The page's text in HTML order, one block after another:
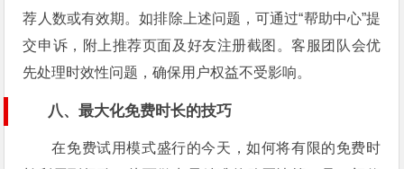
荐人数或有效期。如排除上述问题，可通过“帮助中心”提
交申诉，附上推荐页面及好友注册截图。客服团队会优
先处理时效性问题，确保用户权益不受影响。
八、最大化免费时长的技巧
在免费试用模式盛行的今天，如何将有限的免费时